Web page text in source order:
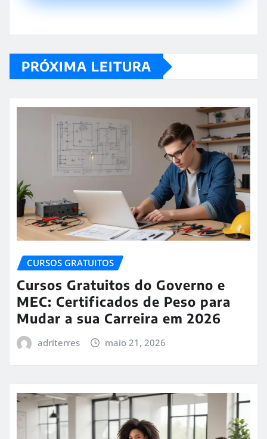
PRÓXIMA LEITURA
CURSOS GRATUITOS
Cursos Gratuitos do Governo e
MEC: Certificados de Peso para
Mudar a sua Carreira em 2026
adriterres maio 21, 2026